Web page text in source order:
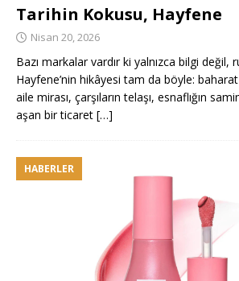
Tarihin Kokusu, Hayfene
Nisan 20, 2026
Bazı markalar vardır ki yalnızca bilgi değil,
Hayfene’nin hikâyesi tam da böyle:
aile mirası, çarşıların telaşı, esnaflığın
aşan bir ticaret […]
HABERLER